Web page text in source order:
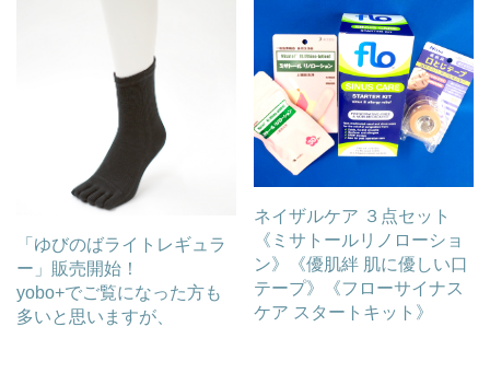
「ゆびのばライトレギュラ
ー」販売開始！
yobo+でご覧になった方も
多いと思いますが、
ネイザルケア ３点セット
《ミサトールリノローショ
ン》《優肌絆 肌に優しい口
テープ》《フローサイナス
ケア スタートキット》